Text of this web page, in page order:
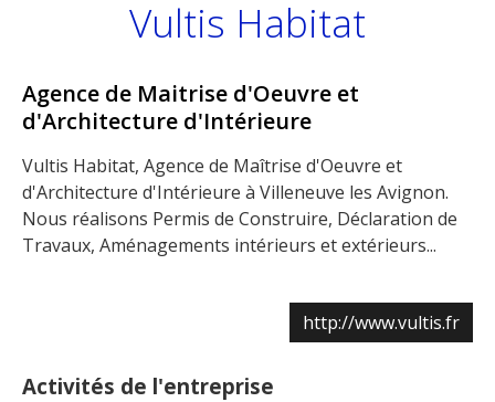
Vultis Habitat
Agence de Maitrise d'Oeuvre et
d'Architecture d'Intérieure
Vultis Habitat, Agence de Maîtrise d'Oeuvre et
d'Architecture d'Intérieure à Villeneuve les Avignon.
Nous réalisons Permis de Construire, Déclaration de
Travaux, Aménagements intérieurs et extérieurs...
http://www.vultis.fr
Activités de l'entreprise